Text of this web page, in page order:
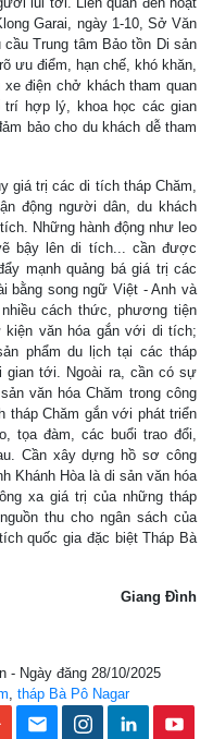
Garai, ngày 1-10, Sở Văn
Trung tâm Bảo tồn Di sản
ưu điểm, hạn chế, khó khăn,
điện chở khách tham quan
trí hợp lý, khoa học các gian
bảo cho du khách dễ tham
giá trị các di tích tháp Chăm,
động người dân, du khách
Những hành động như leo
bậy lên di tích... cần được
mạnh quảng bá giá trị các
bằng song ngữ Việt - Anh và
cách thức, phương tiện
kiện văn hóa gắn với di tích;
phẩm du lịch tại các tháp
gian tới. Ngoài ra, cần có sự
văn hóa Chăm trong công
tháp Chăm gắn với phát triển
tọa đàm, các buổi trao đổi,
Cần xây dựng hồ sơ công
Khánh Hòa là di sản văn hóa
xa giá trị của những tháp
thu cho ngân sách của
quốc gia đặc biệt Tháp Bà
Giang Đình
- Ngày đăng 28/10/2025
, tháp Bà Pô Nagar